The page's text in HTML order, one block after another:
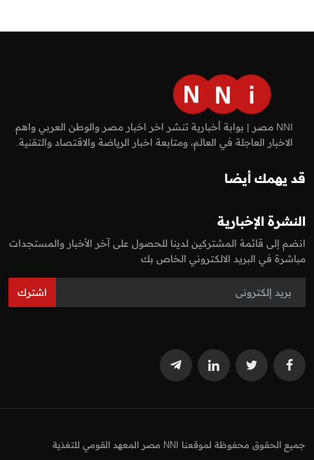
NNI مصر | بوابة أخبارية تنشر اخر اخبار مصر والوطن العربي واهم
الاخبار العاجلة في العالم، ومتابعة اخبار الرياضة والاقتصاد والتقنية.
قد يهمك أيضا
النشرة الإخبارية
انضم إلى قائمة المشتركين لدينا للحصول على آخر الأخبار والمستجدات
مباشرة في البريد الالكتروني الخاص بك
اشترك
جميع الحقوق محفوظة لموقعنا NNI مصر المعهد القومي للتغذية